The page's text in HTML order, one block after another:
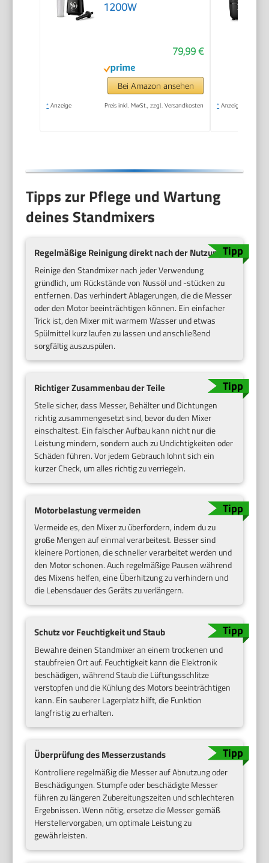
1200W
79,99 €
Bei Amazon ansehen
* Anzeige Preis inkl. MwSt., zzgl. Versandkosten * Anzeige
Tipps zur Pflege und Wartung
deines Standmixers
Regelmäßige Reinigung direkt nach der Nutzung
Reinige den Standmixer nach jeder Verwendung
gründlich, um Rückstände von Nussöl und -stücken zu
entfernen. Das verhindert Ablagerungen, die die Messer
oder den Motor beeinträchtigen können. Ein einfacher
Trick ist, den Mixer mit warmem Wasser und etwas
Spülmittel kurz laufen zu lassen und anschließend
sorgfältig auszuspülen.
Richtiger Zusammenbau der Teile
Stelle sicher, dass Messer, Behälter und Dichtungen
richtig zusammengesetzt sind, bevor du den Mixer
einschaltest. Ein falscher Aufbau kann nicht nur die
Leistung mindern, sondern auch zu Undichtigkeiten oder
Schäden führen. Vor jedem Gebrauch lohnt sich ein
kurzer Check, um alles richtig zu verriegeln.
Motorbelastung vermeiden
Vermeide es, den Mixer zu überfordern, indem du zu
große Mengen auf einmal verarbeitest. Besser sind
kleinere Portionen, die schneller verarbeitet werden und
den Motor schonen. Auch regelmäßige Pausen während
des Mixens helfen, eine Überhitzung zu verhindern und
die Lebensdauer des Geräts zu verlängern.
Schutz vor Feuchtigkeit und Staub
Bewahre deinen Standmixer an einem trockenen und
staubfreien Ort auf. Feuchtigkeit kann die Elektronik
beschädigen, während Staub die Lüftungsschlitze
verstopfen und die Kühlung des Motors beeinträchtigen
kann. Ein sauberer Lagerplatz hilft, die Funktion
langfristig zu erhalten.
Überprüfung des Messerzustands
Kontrolliere regelmäßig die Messer auf Abnutzung oder
Beschädigungen. Stumpfe oder beschädigte Messer
führen zu längeren Zubereitungszeiten und schlechteren
Ergebnissen. Wenn nötig, ersetze die Messer gemäß
Herstellervorgaben, um optimale Leistung zu
gewährleisten.